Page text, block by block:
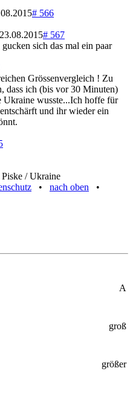
# 566
# 567
sich das mal ein paar
Grössenvergleich ! Zu
dass ich (bis vor 30 Minuten)
wusste...Ich hoffe für
und ihr wieder ein
/ Ukraine
• nach oben •
A
groß
größer